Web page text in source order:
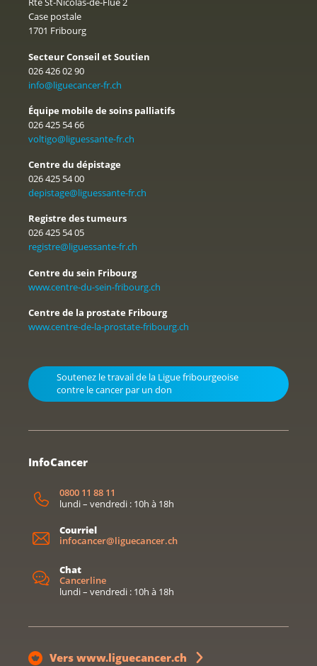
Case postale
1701 Fribourg
Secteur Conseil et Soutien
026 426 02 90
info@liguecancer-fr.ch
Équipe mobile de soins palliatifs
026 425 54 66
voltigo@liguessante-fr.ch
Centre du dépistage
026 425 54 00
depistage@liguessante-fr.ch
Registre des tumeurs
026 425 54 05
registre@liguessante-fr.ch
Centre du sein Fribourg
www.centre-du-sein-fribourg.ch
Centre de la prostate Fribourg
www.centre-de-la-prostate-fribourg.ch
Soutenez le travail de la Ligue fribourgeoise
contre le cancer par un don
InfoCancer
0800 11 88 11
lundi – vendredi : 10h à 18h
Courriel
infocancer@liguecancer.ch
Chat
Cancerline
lundi – vendredi : 10h à 18h
Vers www.liguecancer.ch